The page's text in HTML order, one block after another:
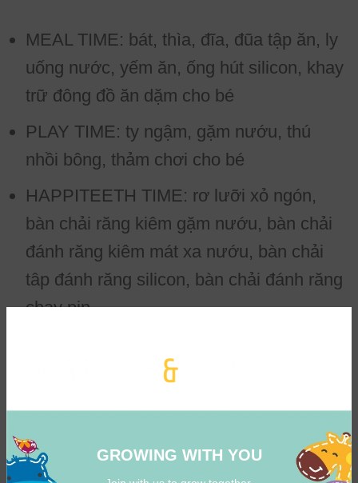
GROWING WITH YOU
MEAL TIME: bát, thìa, đĩa, đũa tập ăn, ly
uống nước, yếm ăn, ống hút silicon, khay
trữ đông đồ ăn dặm cho bé
PLAY TIME: ty ngậm, gặm nướu, thú
nhồi bông, thảm chơi cho bé
HAPPITEETH TIME: rơ lưỡi xỏ ngón,
bàn chải răng kiêm gặm nướu, bàn chải
đánh răng kiêm mát xa nướu, bàn chải
tâp đánh răng silicon, bàn chải đánh răng
chạy pin.
nhiệt, đồ chơi tắm phun nước.
TRAVEL TIME: balo giữ nhiệt, yếm ăn du
lịch, bình uống nước có quai xách, bát
silicon xếp gọn